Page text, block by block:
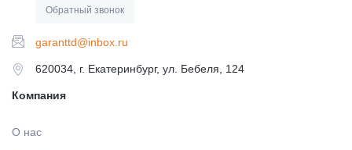
МАТЕРИАЛЫ ДЛЯ ИЗОЛЯЦИИ РАБОЧЕГО ПОЛЯ
МАТЕРИАЛ ДЛЯ ПЕРЕБАЗИРОВКИ
Обратный звонок
garanttd@inbox.ru
620034, г. Екатеринбург, ул. Бебеля, 124
Компания
О нас